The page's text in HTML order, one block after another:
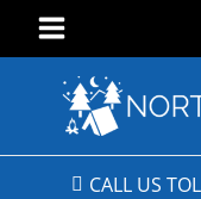
CALL US